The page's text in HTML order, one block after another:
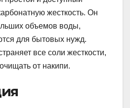
жесткость. Он
объемов воды,
для бытовых нужд.
все соли жесткости,
от накипи.